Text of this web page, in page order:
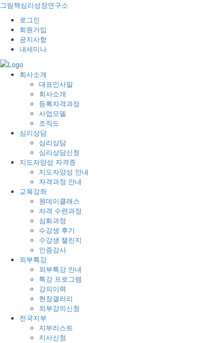
그림책심리성장연구소
로그인
회원가입
공지사항
내세미나
회사소개
대표인사말
회사소개
등록자격과정
사업모델
조직도
심리상담
심리상담
심리상담신청
지도자양성 자격증
지도자양성 안내
자격과정 안내
교육강좌
원데이클래스
자격 수련과정
심화과정
수강생 후기
수강생 챌린지
인증강사
외부특강
외부특강 안내
특강 프로그램
강의이력
현장갤러리
외부강의신청
전국지부
지부리스트
지사신청